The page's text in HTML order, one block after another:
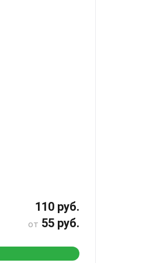
110 руб.
от 55 руб.